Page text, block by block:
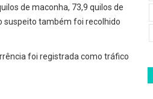
de maconha, 73,9 quilos de
suspeito também foi recolhido
foi registrada como tráfico